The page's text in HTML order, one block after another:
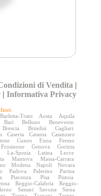
di Vendita |
|Informativa Privacy
fiori:
Trani Aosta
Aquila
Bari Belluno
Benevento
Brescia Brindisi
Cagliari
Caserta Catania
Catanzaro
Cuneo Enna
Fermo
Frosinone Genova
Gorizia
La-Spezia Latina
Lecce
Mantova
Massa-Carrara
Modena Napoli
Novara
Padova Palermo
Parma
Piacenza Pisa
Pistoia
Reggio-Calabria
Reggio-
Sassari Savona
Siena